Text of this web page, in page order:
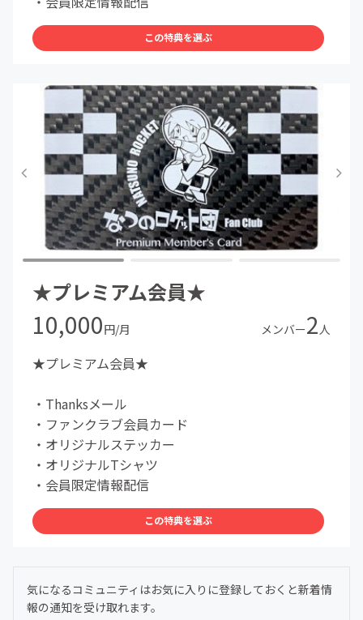
この特典を選ぶ
★プレミアム会員★
10,000円/月 メンバー2人
★プレミアム会員★
・Thanksメール
・ファンクラブ会員カード
・オリジナルステッカー
・オリジナルTシャツ
・会員限定情報配信
この特典を選ぶ
気になるコミュニティはお気に入りに登録しておくと新着情
報の通知を受け取れます。